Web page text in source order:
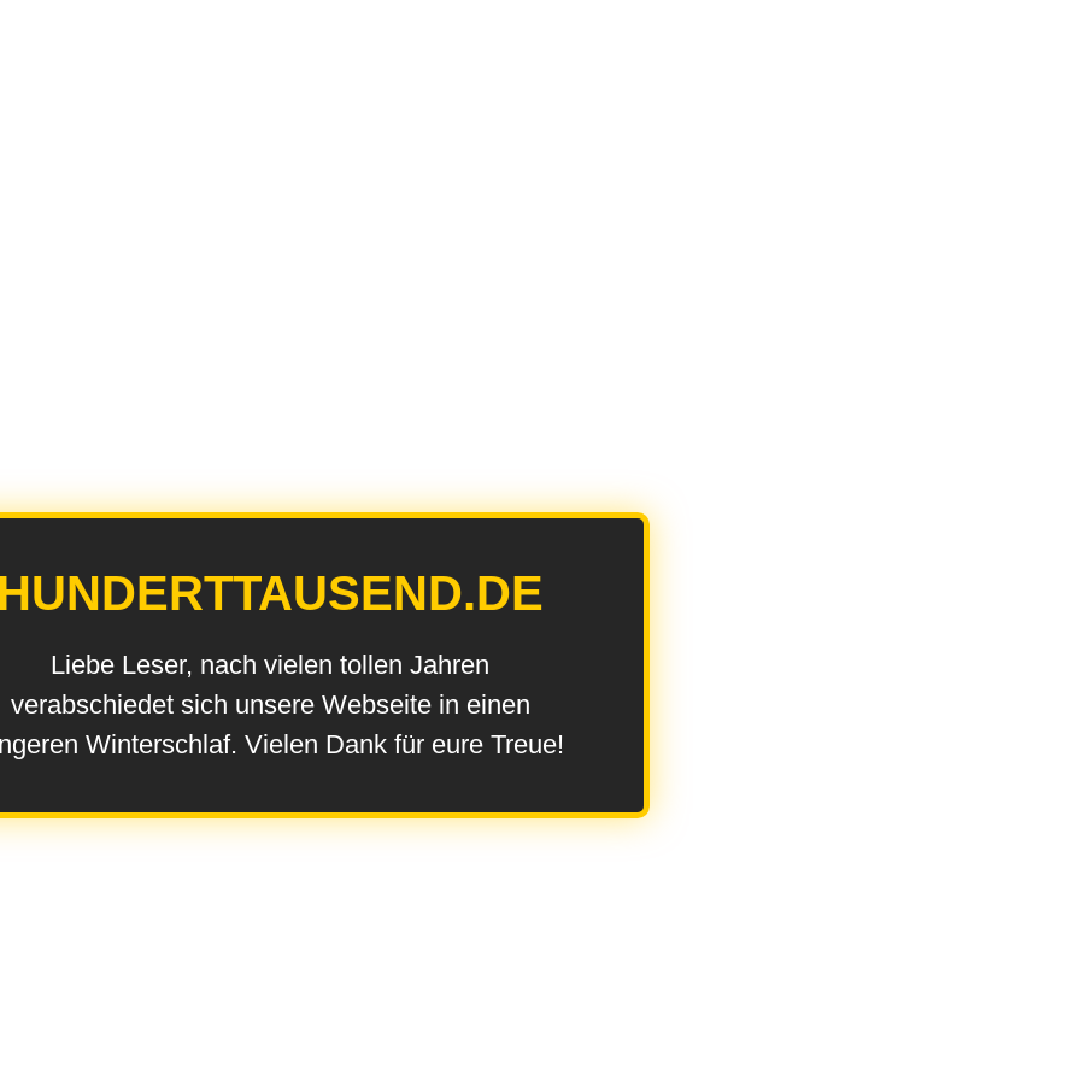
Liebe Leser, nach vielen tollen Jahren
verabschiedet sich unsere Webseite in einen
Winterschlaf. Vielen Dank für eure Treue!